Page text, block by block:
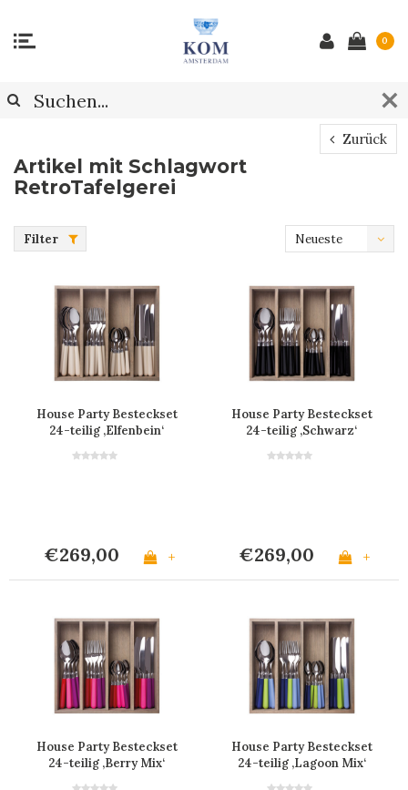
0
Zurück
Artikel mit Schlagwort
RetroTafelgerei
Filter
Neueste
House Party Besteckset
24-teilig ‚Elfenbein‘
€269,00 +
House Party Besteckset
24-teilig ‚Schwarz‘
€269,00 +
House Party Besteckset
24-teilig ‚Berry Mix‘
House Party Besteckset
24-teilig ‚Lagoon Mix‘